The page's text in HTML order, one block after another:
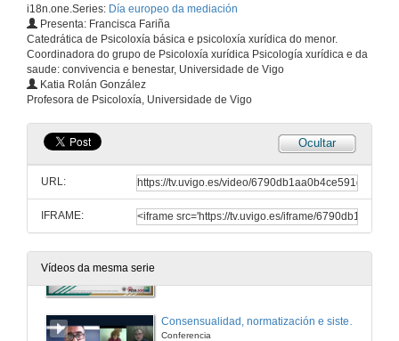
i18n.one.Series: Día europeo da mediación
Presenta: Francisca Fariña
Catedrática de Psicoloxía básica e psicoloxía xurídica do menor.
Coordinadora do grupo de Psicoloxía xurídica Psicología xurídica e da
saude: convivencia e benestar, Universidade de Vigo
Katia Rolán González
Profesora de Psicoloxía, Universidade de Vigo
Ocultar
URL:
IFRAME:
Vídeos da mesma serie
22 de xan. de 2025
Consensualidad, normatización e sistemas
Conferencia